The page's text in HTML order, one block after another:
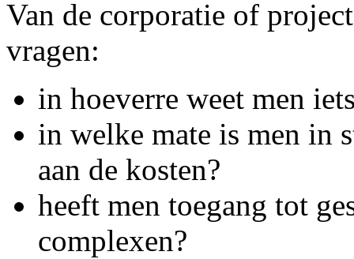
Van de corporatie of
vragen:
in hoeverre weet men
in welke mate is men in
aan de kosten?
heeft men toegang tot
complexen?